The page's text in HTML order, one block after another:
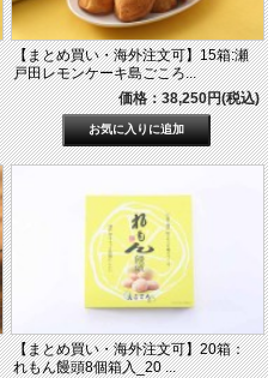
【まとめ買い・海外注文可】15箱:瀬
戸田レモンケーキ島ごころ...
価格：38,250円(税込)
【まとめ買い・海外注文可】20箱：
れもん饅頭8個箱入_20 ...